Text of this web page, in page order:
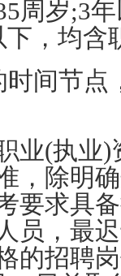
周岁;3
，均含
间节点
业(执业
，除明
要求具
员，最
的招聘